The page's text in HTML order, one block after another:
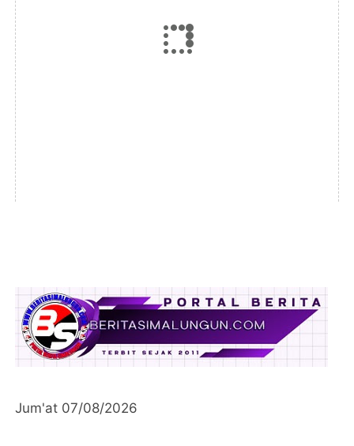
Jum'at 07/08/2026